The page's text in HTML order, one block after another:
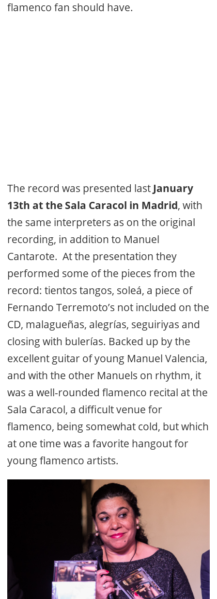
flamenco fan should have.
The record was presented last January
13th at the Sala Caracol in Madrid, with
the same interpreters as on the original
recording, in addition to Manuel
Cantarote. At the presentation they
performed some of the pieces from the
record: tientos tangos, soleá, a piece of
Fernando Terremoto’s not included on the
CD, malagueñas, alegrías, seguiriyas and
closing with bulerías. Backed up by the
excellent guitar of young Manuel Valencia,
and with the other Manuels on rhythm, it
was a well-rounded flamenco recital at the
Sala Caracol, a difficult venue for
flamenco, being somewhat cold, but which
at one time was a favorite hangout for
young flamenco artists.